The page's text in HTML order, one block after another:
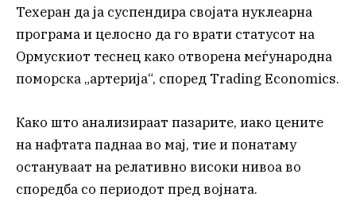
Техеран да ја суспендира својата нуклеарна
програма и целосно да го врати статусот на
Ормускиот теснец како отворена меѓународна
поморска „артерија“, според Trading Economics.
Како што анализираат пазарите, иако цените
на нафтата паднаа во мај, тие и понатаму
остануваат на релативно високи нивоа во
споредба со периодот пред војната.